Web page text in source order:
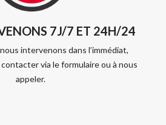
7J/7 ET 24H/24
intervenons dans l’immédiat,
contacter via le formulaire ou à nous
appeler.